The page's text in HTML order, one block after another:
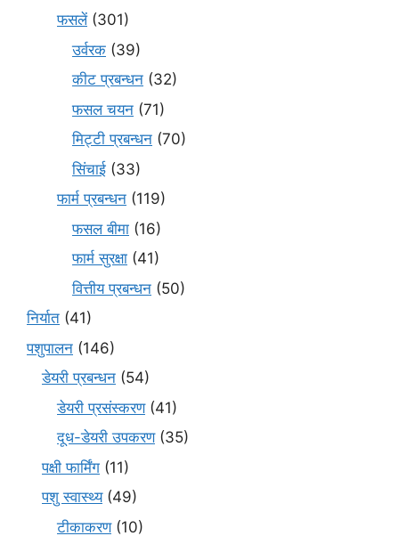
फसलें(301)
उर्वरक (39)
कीट प्रबन्धन (32)
फसल चयन (71)
मि‌ट्टी प्रबन्धन (70)
सिंचाई (33)
फार्म प्रबन्धन (119)
फसल बीमा (16)
फार्म सुरक्षा (41)
वित्तीय प्रबन्धन (50)
निर्यात (41)
पशुपालन (146)
डेयरी प्रबन्धन (54)
डेयरी प्रसंस्करण(41)
दूध-डेयरी उपकरण(35)
पक्षी फार्मिंग (11)
पशु स्वास्थ्य(49)
टीकाकरण(10)